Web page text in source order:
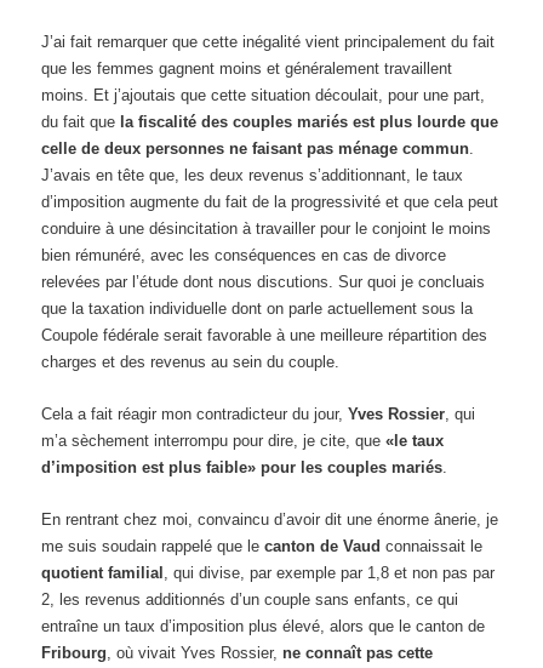
J’ai fait remarquer que cette inégalité vient principalement du fait
que les femmes gagnent moins et généralement travaillent
moins. Et j’ajoutais que cette situation découlait, pour une part,
du fait que la fiscalité des couples mariés est plus lourde que
celle de deux personnes ne faisant pas ménage commun
J’avais en tête que, les deux revenus s’additionnant, le taux
d’imposition augmente du fait de la progressivité et que cela peut
conduire à une désincitation à travailler pour le conjoint le moins
bien rémunéré, avec les conséquences en cas de divorce
relevées par l’étude dont nous discutions. Sur quoi je concluais
que la taxation individuelle dont on parle actuellement sous la
Coupole fédérale serait favorable à une meilleure répartition des
charges et des revenus au sein du couple.
Cela a fait réagir mon contradicteur du jour,Yves Rossier , qui
m’a sèchement interrompu pour dire, je cite, que«le taux
d’imposition est plus faible» pour les couples mariés
En rentrant chez moi, convaincu d’avoir dit une énorme ânerie, je
me suis soudain rappelé que lecanton de Vaud connaissait le
quotient familial
, qui divise, par exemple par 1,8 et non pas par
2, les revenus additionnés d’un couple sans enfants, ce qui
entraîne un taux d’imposition plus élevé, alors que le canton de
Fribourg , où vivait Yves Rossier,ne connaît pas cette